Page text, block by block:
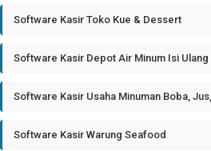
Software Kasir Toko Kue & Dessert
Software Kasir Depot Air Minum Isi Ulang
Software Kasir Usaha Minuman Boba,
Software Kasir Warung Seafood